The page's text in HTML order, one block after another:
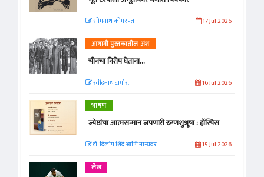
सोमनाथ कोमरपंत 17 Jul 2026
आगामी पुस्तकातील अंश
चीनचा निरोप घेताना...
रवींद्रनाथ टागोर. 16 Jul 2026
भाषण
ज्येष्ठांचा आत्मसन्मान जपणारी रुग्णशुश्रूषा : हॉस्पिस
डॉ. दिलीप शिंदे आणि मान्यवर 15 Jul 2026
लेख